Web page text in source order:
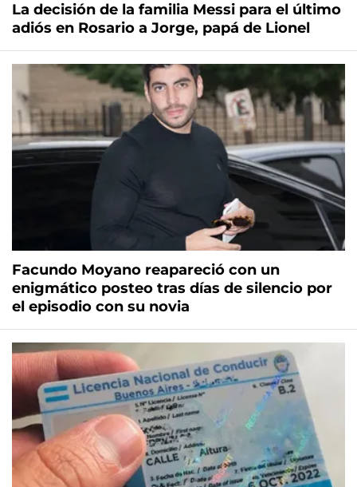
La decisión de la familia Messi para el último
adiós en Rosario a Jorge, papá de Lionel
Facundo Moyano reapareció con un
enigmático posteo tras días de silencio por
el episodio con su novia